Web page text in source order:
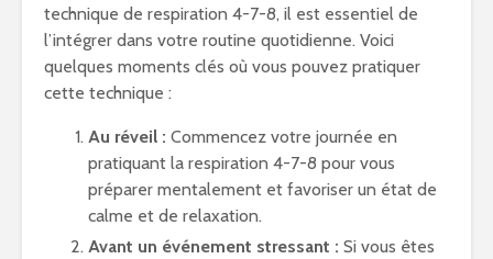
technique de respiration 4-7-8, il est essentiel de
l’intégrer dans votre routine quotidienne. Voici
quelques moments clés où vous pouvez pratiquer
cette technique :
Au réveil : Commencez votre journée en
pratiquant la respiration 4-7-8 pour vous
préparer mentalement et favoriser un état de
calme et de relaxation.
Avant un événement stressant : Si vous êtes